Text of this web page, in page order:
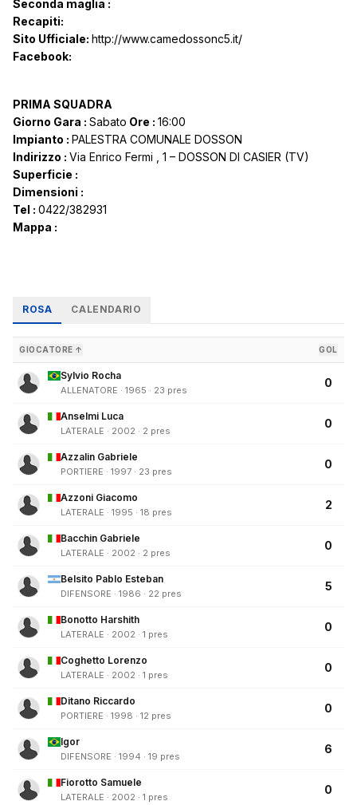
Seconda maglia :
Recapiti:
Sito Ufficiale: http://www.camedossonc5.it/
Facebook:
PRIMA SQUADRA
Giorno Gara : Sabato Ore : 16:00
Impianto : PALESTRA COMUNALE DOSSON
Indirizzo : Via Enrico Fermi , 1 – DOSSON DI CASIER (TV)
Superficie :
Dimensioni :
Tel : 0422/382931
Mappa :
ROSA CALENDARIO
GIOCATORE ↑ GOL
Sylvio Rocha
ALLENATORE · 1965 · 23 pres
0
Anselmi Luca
LATERALE · 2002 · 2 pres
0
Azzalin Gabriele
PORTIERE · 1997 · 23 pres
0
Azzoni Giacomo
LATERALE · 1995 · 18 pres
2
Bacchin Gabriele
LATERALE · 2002 · 2 pres
0
Belsito Pablo Esteban
DIFENSORE · 1986 · 22 pres
5
Bonotto Harshith
LATERALE · 2002 · 1 pres
0
Coghetto Lorenzo
LATERALE · 2002 · 1 pres
0
Ditano Riccardo
PORTIERE · 1998 · 12 pres
0
Igor
DIFENSORE · 1994 · 19 pres
6
Fiorotto Samuele
LATERALE · 2002 · 1 pres
0